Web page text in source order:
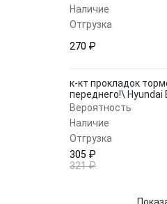
Наличие
Отгрузка
270 ₽
к-кт прокладок
переднего!\ Hyundai
Вероятность
Наличие
Отгрузка
305 ₽
321 ₽